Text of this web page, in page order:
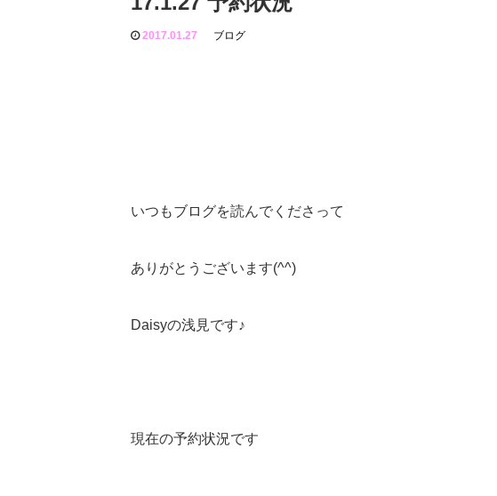
2017.01.27 ブログ
いつもブログを読んでくださって
ありがとうございます(^^)
Daisyの浅見です♪
現在の予約状況です